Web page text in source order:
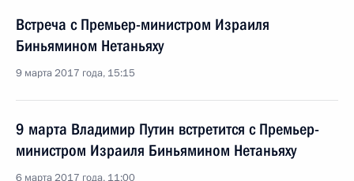
Встреча с Премьер-министром Израиля
Биньямином Нетаньяху
9 марта 2017 года, 15:15
9 марта Владимир Путин встретится с Премьер-
министром Израиля Биньямином Нетаньяху
6 марта 2017 года, 11:00